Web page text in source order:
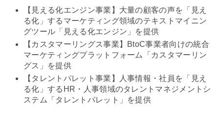
【見える化エンジン事業】大量の顧客の声を「見え
る化」するマーケティング領域のテキストマイニン
グツール「見える化エンジン」を提供
【カスタマーリングス事業】BtoC事業者向けの統合
マーケティングプラットフォーム「カスタマーリン
グス」を提供
【タレントパレット事業】人事情報・社員を「見え
る化」するHR・人事領域のタレントマネジメントシ
ステム「タレントパレット」を提供